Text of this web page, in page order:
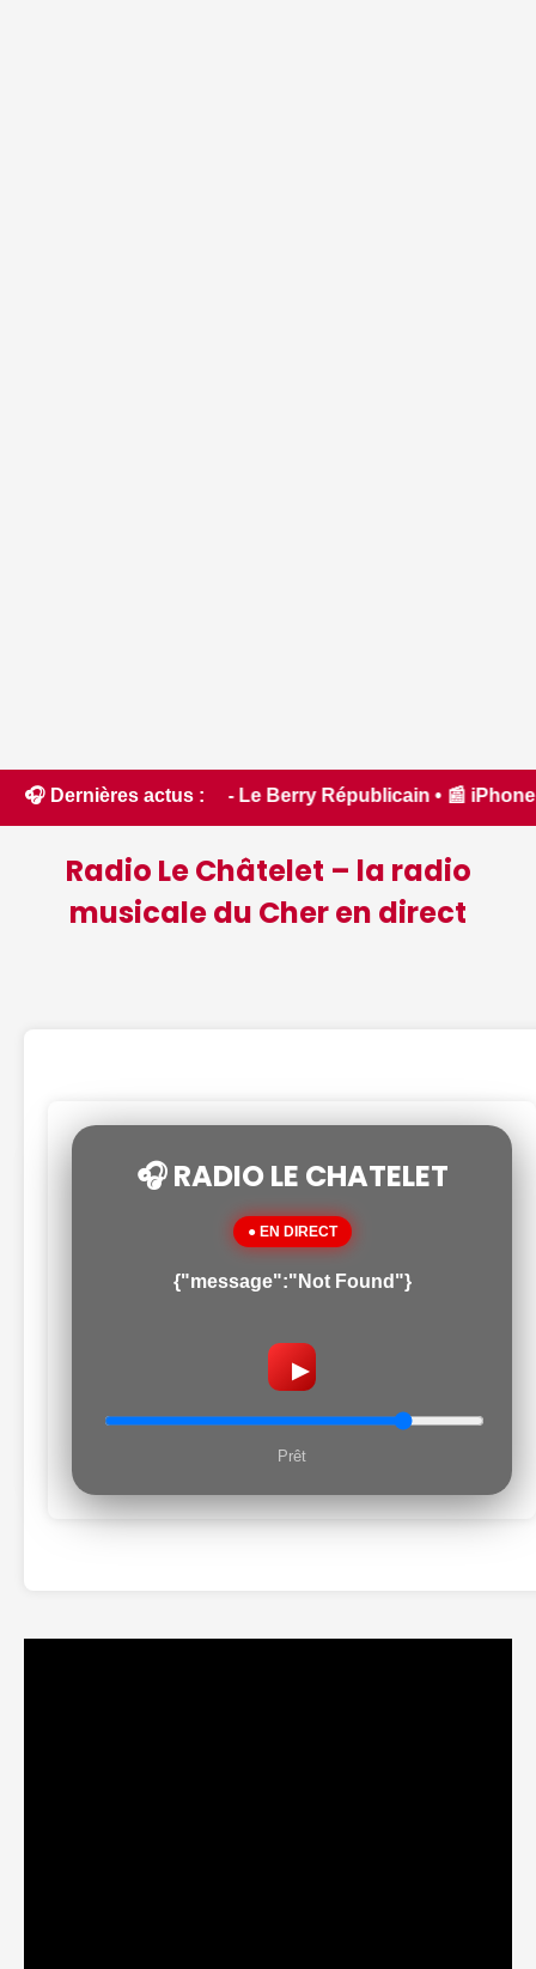
🎧 Dernières actus :
- Le Berry Républicain • 📰 iPhone 18 Pro : il
Radio Le Châtelet – la radio
musicale du Cher en direct
🎧 RADIO LE CHATELET
● EN DIRECT
{"message":"Not Found"}
▶
Prêt